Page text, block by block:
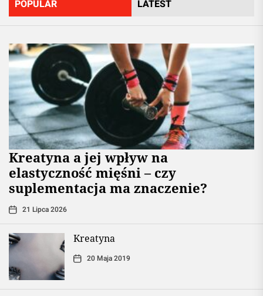
jej
POPULAR LATEST
Kreatyna a jej wpływ na
elastyczność mięśni – czy
suplementacja ma znaczenie?
21 Lipca 2026
Kreatyna
20 Maja 2019